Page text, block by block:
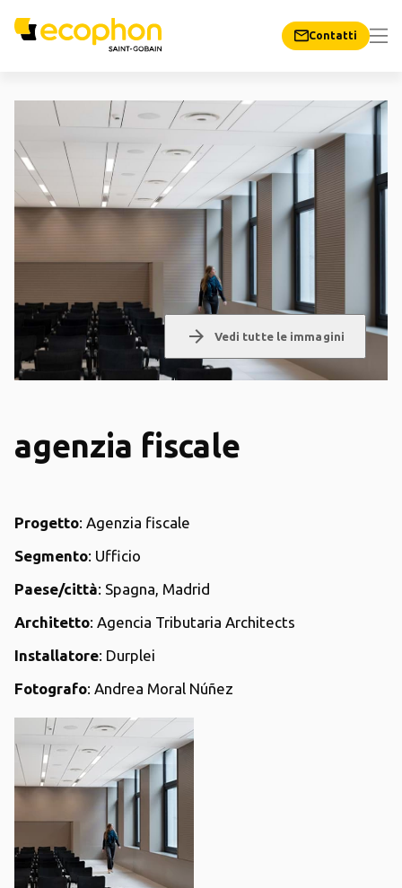
Contatti
arrow_forward Vedi tutte le immagini
agenzia fiscale
Progetto: Agenzia fiscale
Segmento: Ufficio
Paese/città: Spagna, Madrid
Architetto: Agencia Tributaria Architects
Installatore: Durplei
Fotografo: Andrea Moral Núñez